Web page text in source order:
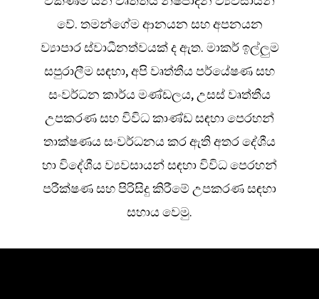
වේ. තමන්ගේම ආනයන සහ අපනයන
ව්‍යාපාර ස්වාධීනත්වයක් ද ඇත. මාකර් ඉල්ලුම
සපුරාලීම සඳහා, අපි වෘත්තීය පර්යේෂණ සහ
සංවර්ධන කාර්ය මණ්ඩලය, උසස් වෘත්තීය
උපකරණ සහ විවිධ කාණ්ඩ සඳහා පෙරහන්
තාක්ෂණය සංවර්ධනය කර ඇති අතර දේශීය
හා විදේශීය ව්‍යවසායන් සඳහා විවිධ පෙරහන්
පරීක්ෂණ සහ පිරිසිදු කිරීමේ උපකරණ සඳහා
සහාය වෙමු.